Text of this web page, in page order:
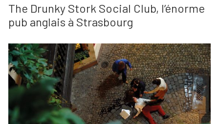
The Drunky Stork Social Club, l’énorme
pub anglais à Strasbourg